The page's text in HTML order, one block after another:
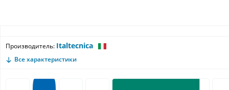
Производитель: Italtecnica
Все характеристики